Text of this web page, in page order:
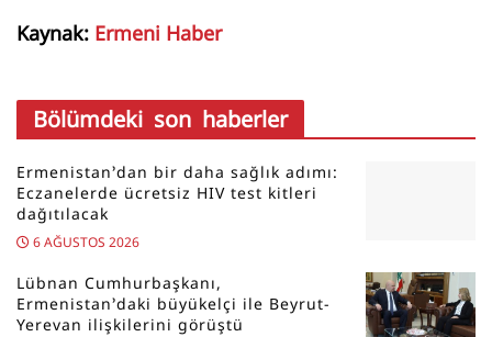
Kaynak: Ermeni Haber
Bölümdeki son haberler
Ermenistan’dan bir daha sağlık adımı:
Eczanelerde ücretsiz HIV test kitleri
dağıtılacak
6 AĞUSTOS 2026
Lübnan Cumhurbaşkanı,
Ermenistan’daki büyükelçi ile Beyrut-
Yerevan ilişkilerini görüştü